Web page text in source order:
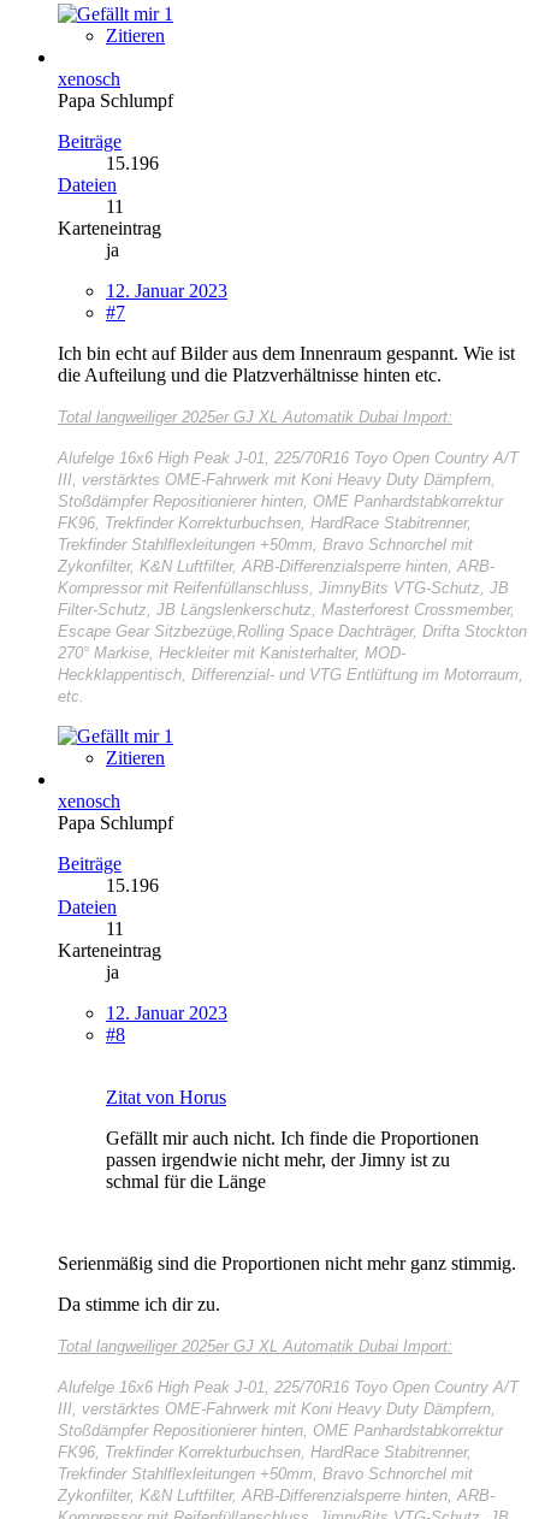
1
Zitieren
xenosch
Papa Schlumpf
Beiträge
15.196
Dateien
11
Karteneintrag
ja
12. Januar 2023
#7
Ich bin echt auf Bilder aus dem Innenraum gespannt. Wie ist
die Aufteilung und die Platzverhältnisse hinten etc.
Total langweiliger 2025er GJ XL Automatik Dubai Import:
Alufelge 16x6 High Peak J-01, 225/70R16 Toyo Open Country A/T
III, verstärktes OME-Fahrwerk mit Koni Heavy Duty Dämpfern,
Stoßdämpfer Repositionierer hinten, OME Panhardstabkorrektur
FK96, Trekfinder Korrekturbuchsen, HardRace Stabitrenner,
Trekfinder Stahlflexleitungen +50mm, Bravo Schnorchel mit
Zykonfilter, K&N Luftfilter, ARB-Differenzialsperre hinten, ARB-
Kompressor mit Reifenfüllanschluss, JimnyBits VTG-Schutz, JB
Filter-Schutz, JB Längslenkerschutz, Masterforest Crossmember,
Escape Gear Sitzbezüge,Rolling Space Dachträger, Drifta Stockton
270° Markise, Heckleiter mit Kanisterhalter, MOD-
Heckklappentisch, Differenzial- und VTG Entlüftung im Motorraum,
etc.
1
Zitieren
xenosch
Papa Schlumpf
Beiträge
15.196
Dateien
11
Karteneintrag
ja
12. Januar 2023
#8
Zitat von Horus
Gefällt mir auch nicht. Ich finde die Proportionen
passen irgendwie nicht mehr, der Jimny ist zu
schmal für die Länge
Serienmäßig sind die Proportionen nicht mehr ganz stimmig.
Da stimme ich dir zu.
Total langweiliger 2025er GJ XL Automatik Dubai Import:
Alufelge 16x6 High Peak J-01, 225/70R16 Toyo Open Country A/T
III, verstärktes OME-Fahrwerk mit Koni Heavy Duty Dämpfern,
Stoßdämpfer Repositionierer hinten, OME Panhardstabkorrektur
FK96, Trekfinder Korrekturbuchsen, HardRace Stabitrenner,
Trekfinder Stahlflexleitungen +50mm, Bravo Schnorchel mit
Zykonfilter, K&N Luftfilter, ARB-Differenzialsperre hinten, ARB-